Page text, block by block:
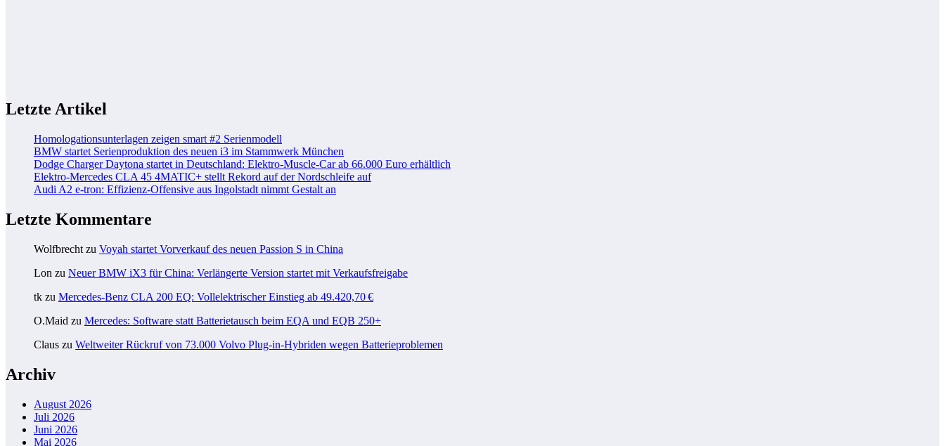
Letzte Artikel
Homologationsunterlagen zeigen smart #2 Serienmodell
BMW startet Serienproduktion des neuen i3 im Stammwerk München
Dodge Charger Daytona startet in Deutschland: Elektro-Muscle-Car ab 66.000 Euro erhältlich
Elektro-Mercedes CLA 45 4MATIC+ stellt Rekord auf der Nordschleife auf
Audi A2 e-tron: Effizienz-Offensive aus Ingolstadt nimmt Gestalt an
Letzte Kommentare
Wolfbrecht zu Voyah startet Vorverkauf des neuen Passion S in China
Lon zu Neuer BMW iX3 für China: Verlängerte Version startet mit Verkaufsfreigabe
tk zu Mercedes-Benz CLA 200 EQ: Vollelektrischer Einstieg ab 49.420,70 €
O.Maid zu Mercedes: Software statt Batterietausch beim EQA und EQB 250+
Claus zu Weltweiter Rückruf von 73.000 Volvo Plug-in-Hybriden wegen Batterieproblemen
Archiv
August 2026
Juli 2026
Juni 2026
Mai 2026